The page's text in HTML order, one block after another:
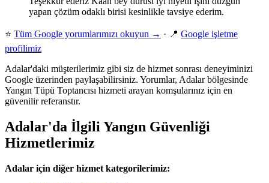
yapan çözüm odaklı birisi kesinlikle tavsiye ederim.
⭐ Tüm Google yorumlarımızı okuyun → · 📍 Google işletme
profilimiz
Adalar'daki müşterilerimiz gibi siz de hizmet sonrası deneyiminizi
Google üzerinden paylaşabilirsiniz. Yorumlar, Adalar bölgesinde
Yangın Tüpü Toptancısı hizmeti arayan komşularınız için en
güvenilir referanstır.
Adalar'da İlgili Yangın Güvenliği
Hizmetlerimiz
Adalar için diğer hizmet kategorilerimiz: